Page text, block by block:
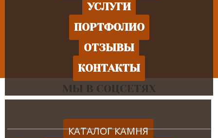
УСЛУГИ
ПОРТФОЛИО
ОТЗЫВЫ
КОНТАКТЫ
КАТАЛОГ КАМНЯ
МЫ В СОЦСЕТЯХ